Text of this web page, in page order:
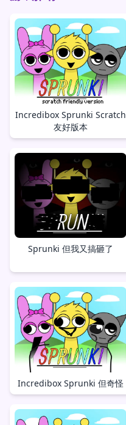
Incredibox Sprunki Scratch
友好版本
Sprunki 但我又搞砸了
Incredibox Sprunki 但奇怪